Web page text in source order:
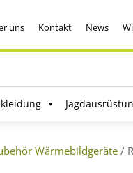
uns Kontakt News
Wärmebildgeräte/